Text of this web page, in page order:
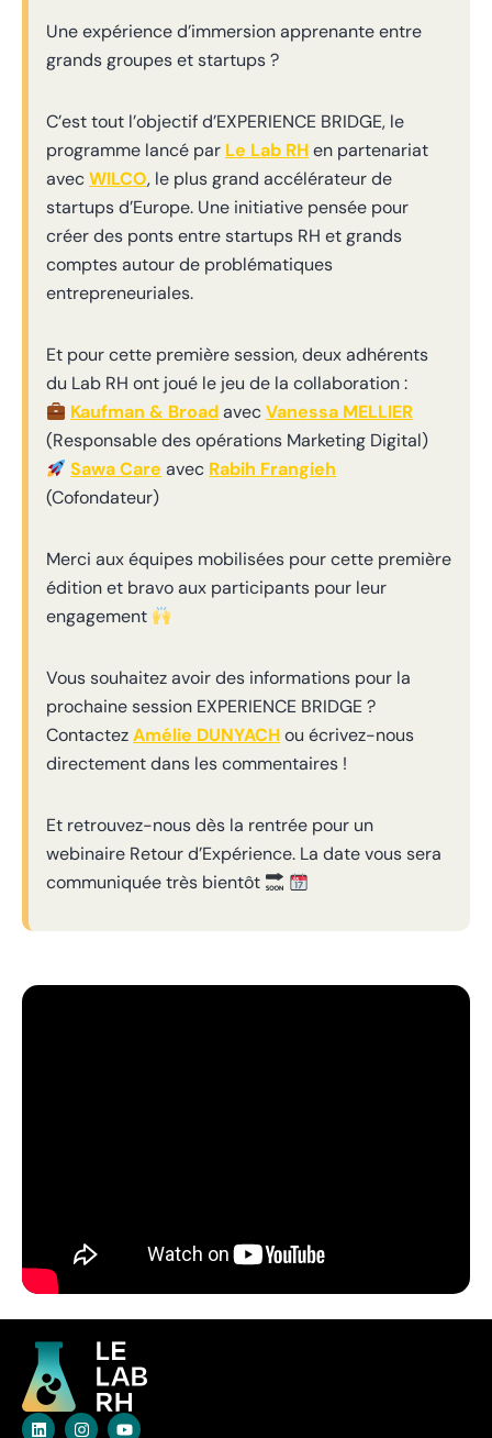
Une expérience d’immersion apprenante entre
grands groupes et startups ?
C’est tout l’objectif d’EXPERIENCE BRIDGE, le
programme lancé par Le Lab RHen partenariat
avecWILCO, le plus grand accélérateur de
startups d’Europe. Une initiative pensée pour
créer des ponts entre startups RH et grands
comptes autour de problématiques
entrepreneuriales.
Et pour cette première session, deux adhérents
du Lab RH ont joué le jeu de la collaboration :
Kaufman & BroadavecVanessa MELLIER
(Responsable des opérations Marketing Digital)
Sawa Care avec Rabih Frangieh
(Cofondateur)
Merci aux équipes mobilisées pour cette première
édition et bravo aux participants pour leur
engagement
Vous souhaitez avoir des informations pour la
prochaine session EXPERIENCE BRIDGE ?
ContactezAmélie DUNYACHou écrivez-nous
directement dans les commentaires !
Et retrouvez-nous dès la rentrée pour un
webinaire Retour d’Expérience. La date vous sera
communiquée très bientôt